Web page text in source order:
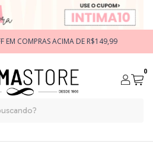
EM COMPRAS ACIMA DE R$149,99
0